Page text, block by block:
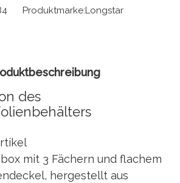
Produktmarke:Longstar
des
mit 3 Fächern und flachem
hergestellt aus